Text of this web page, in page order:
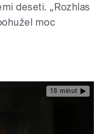
deseti. „Rozhlas
moc
18 minut